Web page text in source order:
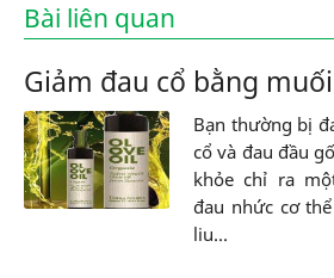
Bài liên quan
Giảm đau cổ bằng
Bạn thường bị
cổ và đau đầu
khỏe chỉ ra
đau nhức cơ
liu...